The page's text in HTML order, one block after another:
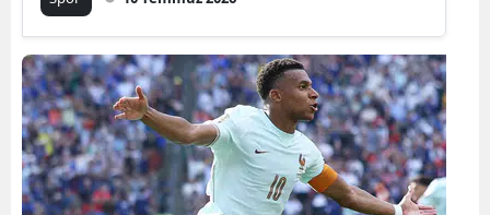
Samsun
Siirt
Sinop
Sivas